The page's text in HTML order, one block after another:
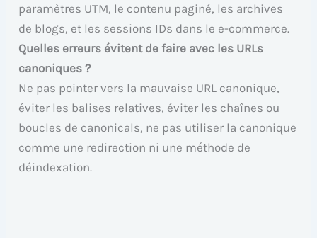
paramètres UTM, le contenu paginé, les archives
de blogs, et les sessions IDs dans le e-commerce.
Quelles erreurs évitent de faire avec les URLs
canoniques ?
Ne pas pointer vers la mauvaise URL canonique,
éviter les balises relatives, éviter les chaînes ou
boucles de canonicals, ne pas utiliser la canonique
comme une redirection ni une méthode de
déindexation.